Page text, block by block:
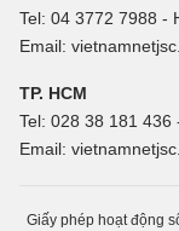
Tel: 04 3772 7988 -
Email:
TP. HCM
Tel: 028 38 181
Email:
Giấy phép hoạt động